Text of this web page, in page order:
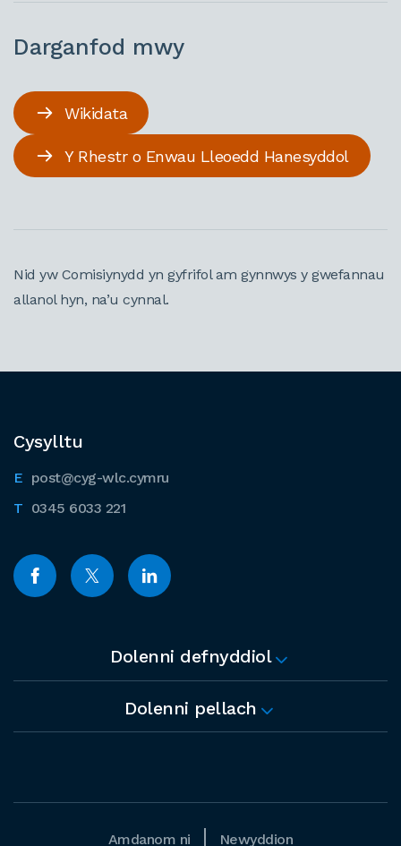
Darganfod mwy
Wikidata
Y Rhestr o Enwau Lleoedd Hanesyddol
Nid yw Comisiynydd yn gyfrifol am gynnwys y gwefannau
allanol hyn, na’u cynnal.
Cysylltu
post@cyg-wlc.cymru
0345 6033 221
Dolenni defnyddiol
Dolenni pellach
Amdanom ni Newyddion